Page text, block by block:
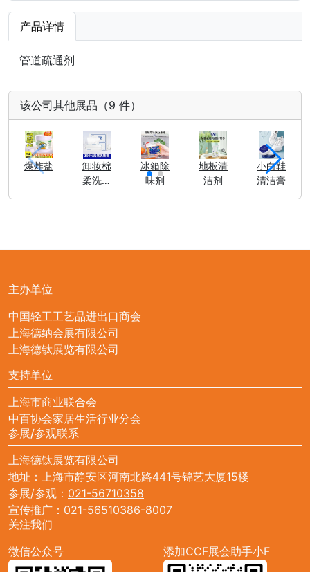
产品详情
管道疏通剂
该公司其他展品（9 件）
爆炸盐
卸妆棉
柔洗脸
冰箱除
味剂
地板清
洁剂
小白鞋
清洁膏
主办单位
中国轻工工艺品进出口商会
上海德纳会展有限公司
上海德钛展览有限公司
支持单位
上海市商业联合会
中百协会家居生活行业分会
参展/参观联系
上海德钛展览有限公司
地址：上海市静安区河南北路441号锦艺大厦15楼
参展/参观： 021-56710358
宣传推广： 021-56510386-8007
关注我们
微信公众号
添加CCF展会助手小F